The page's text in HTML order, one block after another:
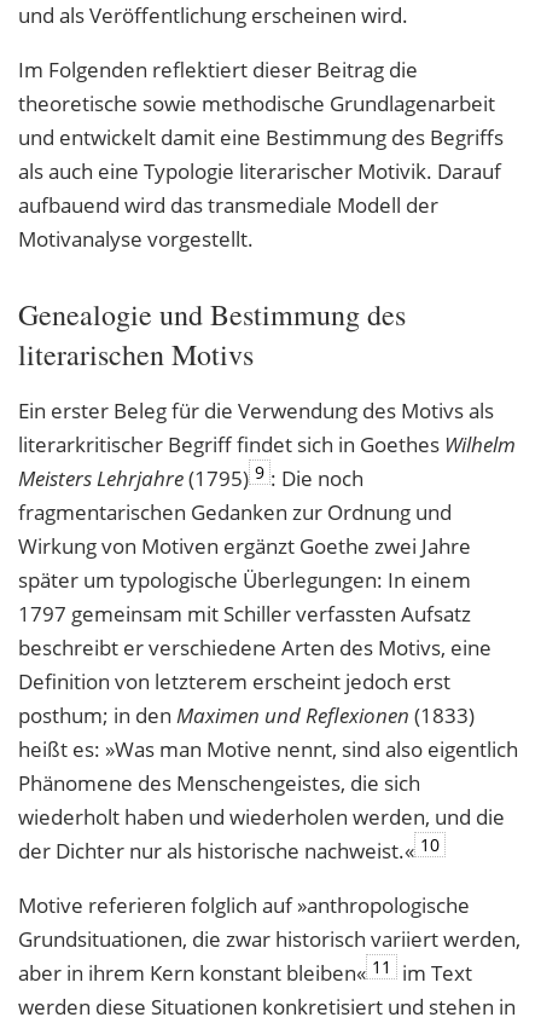
und als Veröffentlichung erscheinen wird.
Im Folgenden reflektiert dieser Beitrag die
theoretische sowie methodische Grundlagenarbeit
und entwickelt damit eine Bestimmung des Begriffs
als auch eine Typologie literarischer Motivik. Darauf
aufbauend wird das transmediale Modell der
Motivanalyse vorgestellt.
Genealogie und Bestimmung des
literarischen Motivs
Ein erster Beleg für die Verwendung des Motivs als
literarkritischer Begriff findet sich in Goethes Wilhelm
Meisters Lehrjahre(1795) 9 : Die noch
fragmentarischen Gedanken zur Ordnung und
Wirkung von Motiven ergänzt Goethe zwei Jahre
später um typologische Überlegungen: In einem
1797 gemeinsam mit Schiller verfassten Aufsatz
beschreibt er verschiedene Arten des Motivs, eine
Definition von letzterem erscheint jedoch erst
posthum; in den Maximen und Reflexionen (1833)
heißt es: »Was man Motive nennt, sind also eigentlich
Phänomene des Menschengeistes, die sich
wiederholt haben und wiederholen werden, und die
der Dichter nur als historische nachweist.« 10
Motive referieren folglich auf »anthropologische
Grundsituationen, die zwar histo­risch variiert werden,
aber in ihrem Kern konstant bleiben« 11
im Text
werden diese Situationen konkretisiert und stehen in